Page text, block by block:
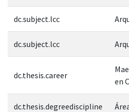
dc.subject.lcc
dc.subject.lcc
dc.thesis.career
en
dc.thesis.degreediscipline